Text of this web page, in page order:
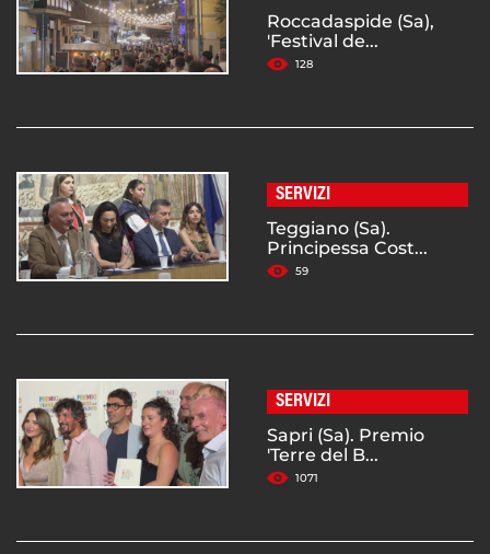
Roccadaspide (Sa),
'Festival de...
128
SERVIZI
Teggiano (Sa).
Principessa Cost...
59
SERVIZI
Sapri (Sa). Premio
'Terre del B...
1071